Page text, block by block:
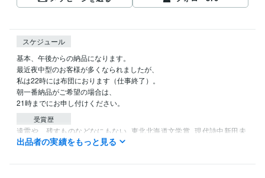
スケジュール
基本、午後からの納品になります。
最近夜中型のお客様が多くなられましたが、
私は22時には布団におります（仕事終了）。
朝一番納品がご希望の場合は、
21時までにお申し付けください。
受賞歴
遠雷や、残すものなどなにもない 東北北海道文学賞 現代詩中新田未
来賞縄文賞（成人の部初回受賞者）
白梅～その友情 凌霄花、赫赫と kindle　　畠山恵美作品集
出品者の実績をもっと見る